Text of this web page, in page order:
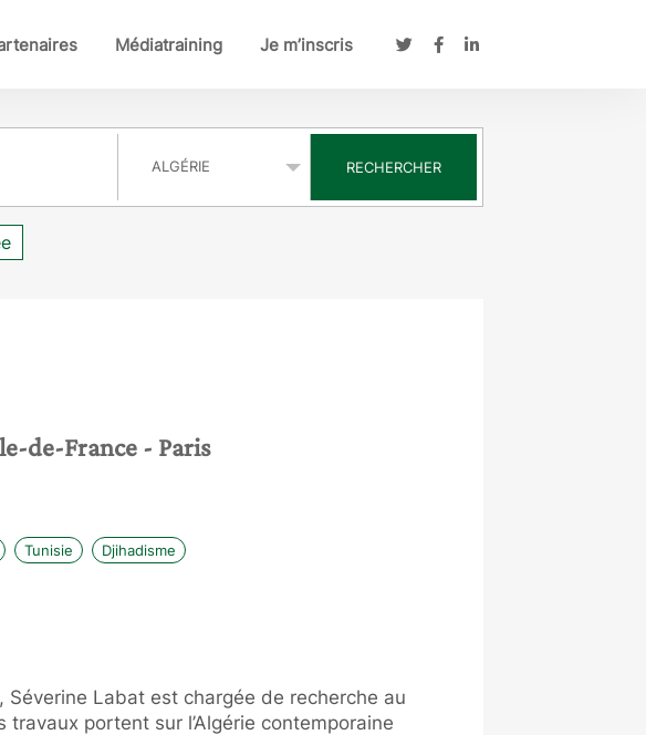
Médiatraining Je m’inscris
RECHERCHER
de-France - Paris
Tunisie Djihadisme
Séverine Labat est chargée de recherche au
travaux portent sur l’Algérie contemporaine